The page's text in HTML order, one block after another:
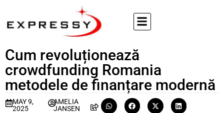
Cum revoluționează
crowdfunding Romania
metodele de finanțare modernă
MAY 9,
2025
AMELIA
JANSEN